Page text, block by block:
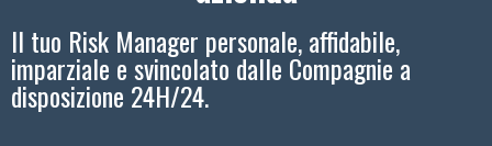
Il tuo Risk Manager personale, affidabile,
imparziale e svincolato dalle Compagnie a
disposizione 24H/24.